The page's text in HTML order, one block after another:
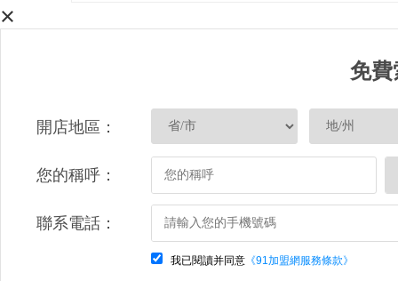
×
免費
開店地區：
您的稱呼：
聯系電話：
我已閱讀并同意 《91加盟網服務條款》